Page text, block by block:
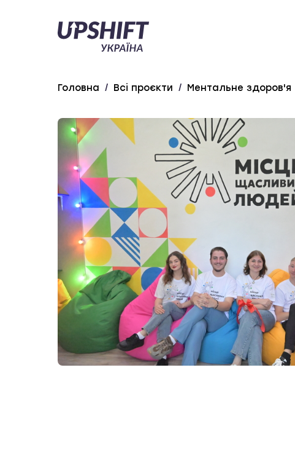
Upshift
Україна
Головна / Всі проєкти / Ментальне здоров'я